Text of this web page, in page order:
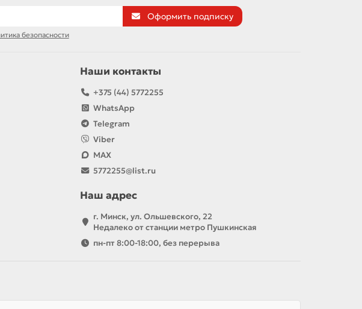
Оформить подписку
безопасности
Наши контакты
+375 (44) 5772255
WhatsApp
Telegram
Viber
MAX
5772255@list.ru
Наш адрес
г. Минск, ул. Ольшевского, 22
Недалеко от станции метро Пушкинская
пн-пт 8:00-18:00, без перерыва